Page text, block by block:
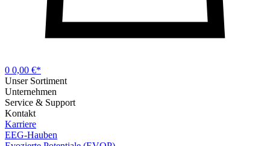
0 0,00 €*
Unser Sortiment
Unternehmen
Service & Support
Kontakt
Karriere
EEG-Hauben